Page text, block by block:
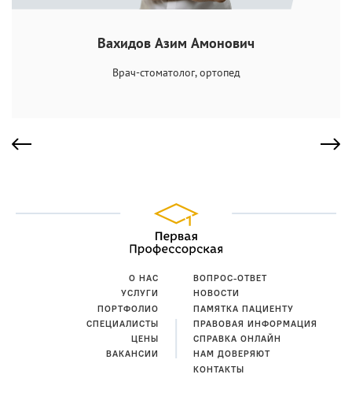
Вахидов Азим Амонович
Врач-стоматолог, ортопед
О НАС
УСЛУГИ
ПОРТФОЛИО
СПЕЦИАЛИСТЫ
ЦЕНЫ
ВАКАНСИИ
ВОПРОС-ОТВЕТ
НОВОСТИ
ПАМЯТКА ПАЦИЕНТУ
ПРАВОВАЯ ИНФОРМАЦИЯ
СПРАВКА ОНЛАЙН
НАМ ДОВЕРЯЮТ
КОНТАКТЫ